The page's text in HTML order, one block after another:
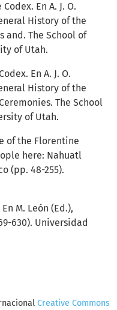
En A. J. O.
History of the
and. The School of
of Utah.
En A. J. O.
History of the
The School
of Utah.
of the Florentine
here: Nahuatl
(pp. 48-255).
M. León (Ed.),
630). Universidad
Creative Commons